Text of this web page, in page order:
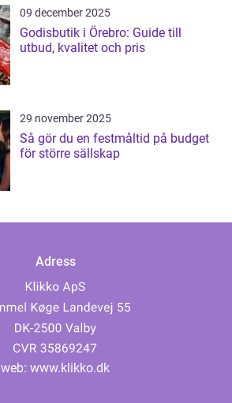
09 december 2025
Godisbutik i Örebro: Guide till
utbud, kvalitet och pris
29 november 2025
Så gör du en festmåltid på budget
för större sällskap
Adress
web: www.klikko.dk